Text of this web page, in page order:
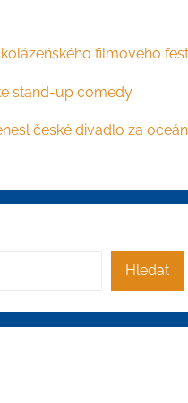
filmového
stand-up comedy
české divadlo za oceán
Hledat